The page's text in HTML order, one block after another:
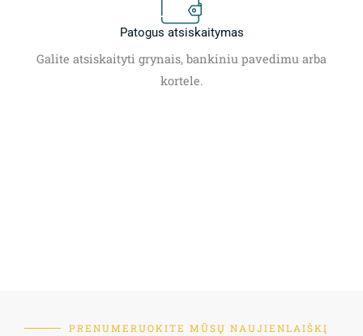
Patogus atsiskaitymas
Galite atsiskaityti grynais, bankiniu pavedimu arba
kortele.
PRENUMERUOKITE MŪSŲ NAUJIENLAIŠKĮ